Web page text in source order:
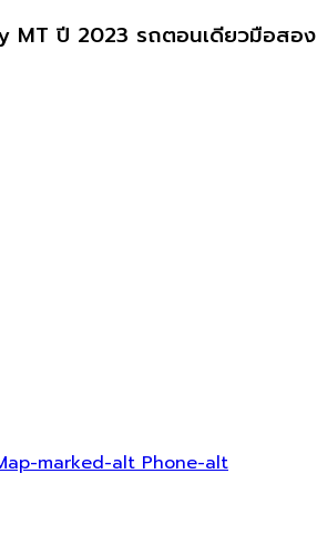
MT ปี 2023 รถตอนเดียวมือสอง
marked-alt Phone-alt